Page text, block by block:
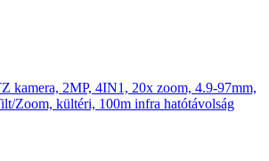
kamera, 2MP, 4IN1, 20x zoom, 4.9-97mm,
Zoom, kültéri, 100m infra hatótávolság